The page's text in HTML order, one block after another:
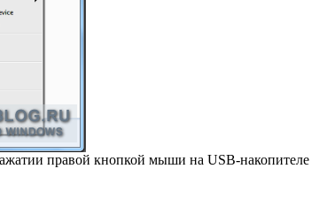
правой кнопкой мыши на USB-накопителе